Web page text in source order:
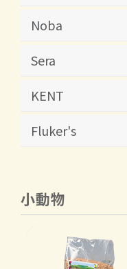
Noba
Sera
KENT
Fluker's
小動物